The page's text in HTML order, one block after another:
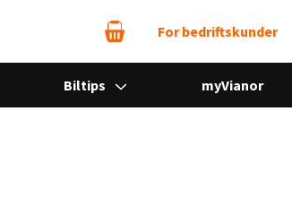
For bedriftskunder
Biltips myVianor